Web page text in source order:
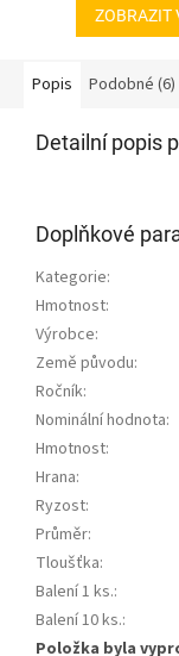
ZOBRAZIT
Popis Podobné (6)
Detailní popis
Doplňkové
Kategorie:
Hmotnost:
Výrobce:
Země původu:
Ročník:
Nominální hodnota:
Hmotnost:
Hrana:
Ryzost:
Průměr:
Tloušťka:
Balení 1 ks.:
Balení 10 ks.:
Položka byla